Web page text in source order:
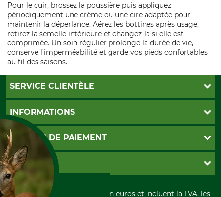
Pour le cuir, brossez la poussière puis appliquez
périodiquement une crème ou une cire adaptée pour
maintenir la déperlance. Aérez les bottines après usage,
retirez la semelle intérieure et changez-la si elle est
comprimée. Un soin régulier prolonge la durée de vie,
conserve l’imperméabilité et garde vos pieds confortables
au fil des saisons.
SERVICE CLIENTÈLE
Foire aux questions
Abonnement à la newsletter
Contact
Garantie / Devis
Paramètres des cookies
INFORMATIONS
CGV
Livraison
Conditions d'annulation
Formulaire de rétraction
Politique de confidentialité
Élimination et environnement
MOYENS DE PAIEMENT
PayPal
Carte de crédit
Paiement á l'avance
GRUBE KG
Histoire
Tous les prix sont exprimés en euros et incluent la TVA, les